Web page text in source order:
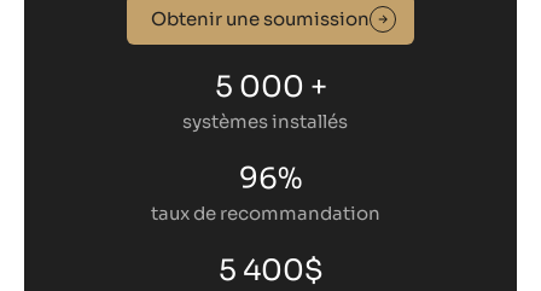
Obtenir une soumission
5 000 +
systèmes installés
96%
taux de recommandation
5 400$